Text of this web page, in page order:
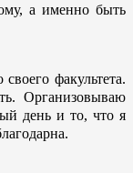
а именно быть
факультета.
Организовываю
день и то, что я